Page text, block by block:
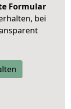
Formular
bei